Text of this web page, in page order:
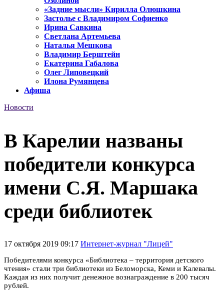
«Задние мысли» Кирилла Олюшкина
Застолье с Владимиром Софиенко
Ирина Савкина
Светлана Артемьева
Наталья Мешкова
Владимир Берштейн
Екатерина Габалова
Олег Липовецкий
Илона Румянцева
Афиша
Новости
В Карелии названы
победители конкурса
имени С.Я. Маршака
среди библиотек
17 октября 2019 09:17 Интернет-журнал "Лицей"
Победителями конкурса «Библиотека – территория детского
чтения» стали три библиотеки из Беломорска, Кеми и Калевалы.
Каждая из них получит денежное вознаграждение в 200 тысяч
рублей.